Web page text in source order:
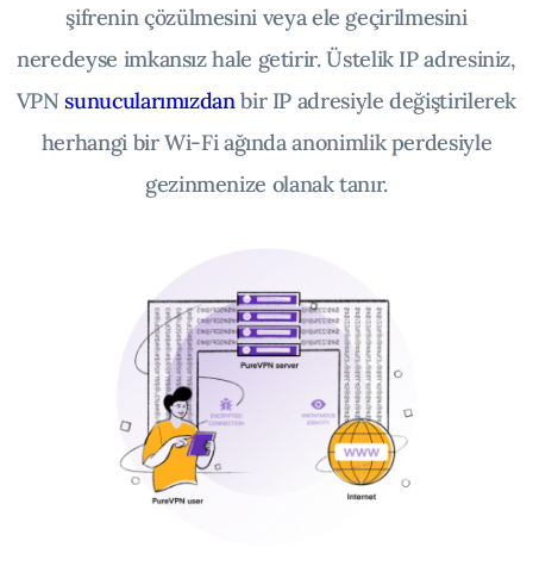
şifrenin çözülmesini veya ele geçirilmesini
neredeyse imkansız hale getirir. Üstelik IP adresiniz,
VPN sunucularımızdanbir IP adresiyle değiştirilerek
herhangi bir Wi-Fi ağında anonimlik perdesiyle
gezinmenize olanak tanır.